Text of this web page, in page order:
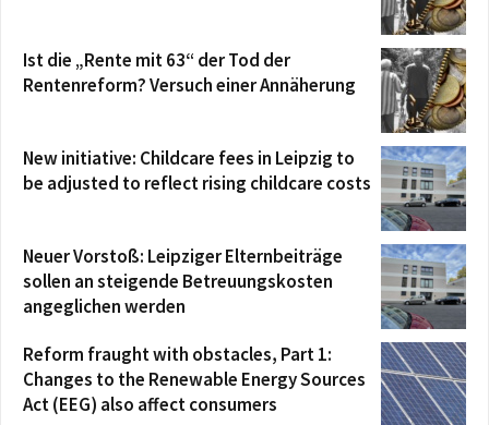
Ist die „Rente mit 63“ der Tod der
Rentenreform? Versuch einer Annäherung
New initiative: Childcare fees in Leipzig to
be adjusted to reflect rising childcare costs
Neuer Vorstoß: Leipziger Elternbeiträge
sollen an steigende Betreuungskosten
angeglichen werden
Reform fraught with obstacles, Part 1:
Changes to the Renewable Energy Sources
Act (EEG) also affect consumers